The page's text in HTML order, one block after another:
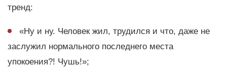
тренд:
«Ну и ну. Человек жил, трудился и что, даже не
заслужил нормального последнего места
упокоения?! Чушь!»;